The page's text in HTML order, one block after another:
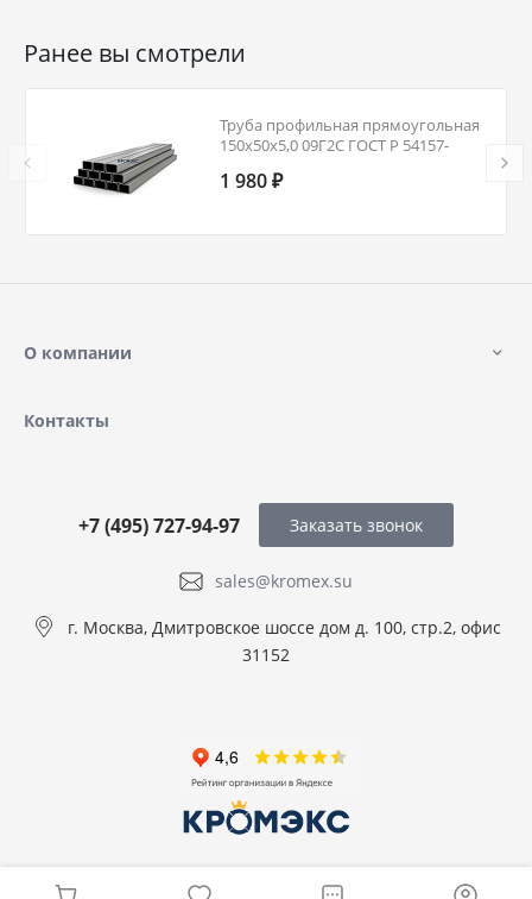
Ранее вы смотрели
Труба профильная прямоугольная
150х50х5,0 09Г2С ГОСТ Р 54157-
1 980 ₽
О компании
Контакты
sales@kromex.su
+7 (495) 727-94-97
г. Москва, Дмитровское шоссе дом д. 100, стр.2, офис
31152
Заказать звонок
© 2026 ООО КРОМЭКС, Все права защищены